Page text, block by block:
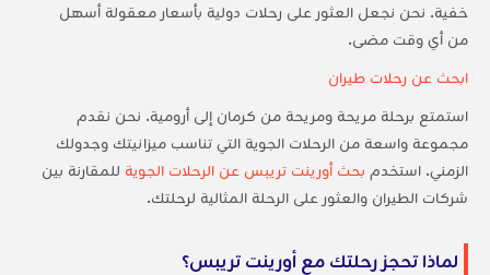
خفية. نحن نجعل العثور على رحلات دولية بأسعار معقولة أسهل
من أي وقت مضى.
ابحث عن رحلات طيران
استمتع برحلة مريحة ومريحة من كرمان إلى أرومية. نحن نقدم
مجموعة واسعة من الرحلات الجوية التي تناسب ميزانيتك وجدولك
الزمني. استخدم بحث أورينت تريبس عن الرحلات الجوية للمقارنة بين
شركات الطيران والعثور على الرحلة المثالية لرحلتك.
لماذا تحجز رحلتك مع أورينت تريبس؟